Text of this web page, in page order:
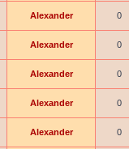
Alexander 0
Alexander 0
Alexander 0
Alexander 0
Alexander 0